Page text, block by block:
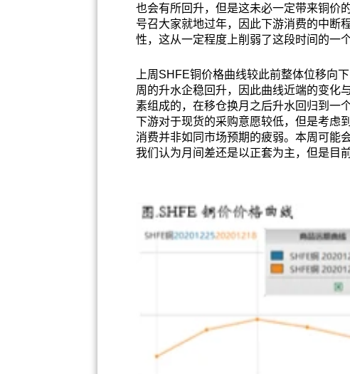
也会有所回升，但是这未必一定带来铜价
号召大家就地过年，因此下游消费的中断
性，这从一定程度上削弱了这段时间的一
上周SHFE铜价格曲线较此前整体位移向
周的升水企稳回升，因此曲线近端的变化
素组成的，在移仓换月之后升水回归到一
下游对于现货的采购意愿较低，但是考虑
消费并非如同市场预期的疲弱。本周可能
我们认为月间差还是以正套为主，但是目